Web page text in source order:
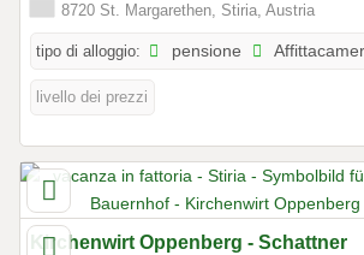
8720 St. Margarethen, Stiria, Austria
tipo di alloggio: pensione
livello dei prezzi
Kirchenwirt Oppenberg - Schattner